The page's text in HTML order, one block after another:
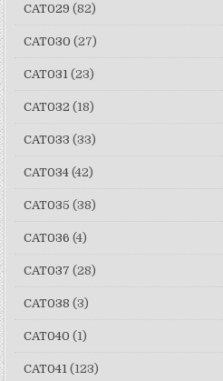
CAT029 (82)
CAT030 (27)
CAT031 (23)
CAT032 (18)
CAT033 (33)
CAT034 (42)
CAT035 (38)
CAT036 (4)
CAT037 (28)
CAT038 (3)
CAT040 (1)
CAT041 (123)